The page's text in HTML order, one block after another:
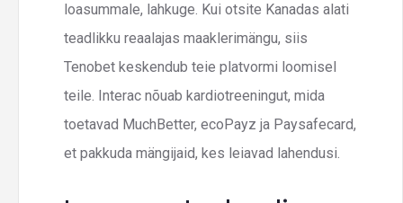
loasummale, lahkuge. Kui otsite Kanadas alati
teadlikku reaalajas maaklerimängu, siis
Tenobet keskendub teie platvormi loomisel
teile. Interac nõuab kardiotreeningut, mida
toetavad MuchBetter, ecoPayz ja Paysafecard,
et pakkuda mängijaid, kes leiavad lahendusi.